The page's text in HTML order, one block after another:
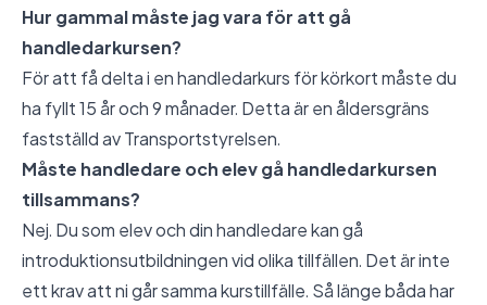
Hur gammal måste jag vara för att gå
handledarkursen?
För att få delta i en handledarkurs för körkort måste du
ha fyllt 15 år och 9 månader. Detta är en åldersgräns
fastställd av Transportstyrelsen.
Måste handledare och elev gå handledarkursen
tillsammans?
Nej. Du som elev och din handledare kan gå
introduktionsutbildningen vid olika tillfällen. Det är inte
ett krav att ni går samma kurstillfälle. Så länge båda har